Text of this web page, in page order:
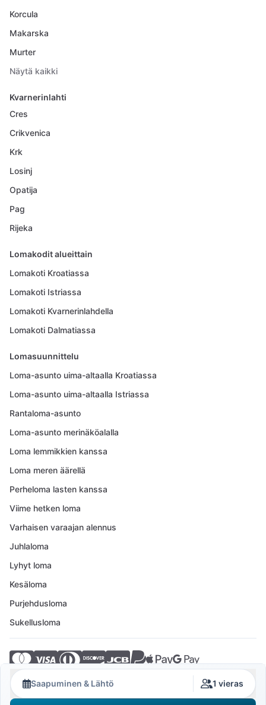
Saapuminen & Lähtö 1 vieras
Korcula
Makarska
Murter
Näytä kaikki
Kvarnerinlahti
Cres
Crikvenica
Krk
Losinj
Opatija
Pag
Rijeka
Lomakodit alueittain
Lomakoti Kroatiassa
Lomakoti Istriassa
Lomakoti Kvarnerinlahdella
Lomakoti Dalmatiassa
Lomasuunnittelu
Loma-asunto uima-altaalla Kroatiassa
Loma-asunto uima-altaalla Istriassa
Rantaloma-asunto
Loma-asunto merinäköalalla
Loma lemmikkien kanssa
Loma meren äärellä
Perheloma lasten kanssa
Viime hetken loma
Varhaisen varaajan alennus
Juhlaloma
Lyhyt loma
Kesäloma
Purjehdusloma
Sukellusloma
© 2026 Crovillas GmbH